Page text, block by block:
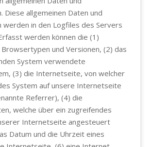
Diese allgemeinen Daten und
werden in den Logfiles des Servers
werden können die (1)
und Versionen, (2) das
System verwendete
(3) die Internetseite, von welcher
System auf unsere Internetseite
Referrer), (4) die
welche über ein zugreifendes
Internetseite angesteuert
Datum und die Uhrzeit eines